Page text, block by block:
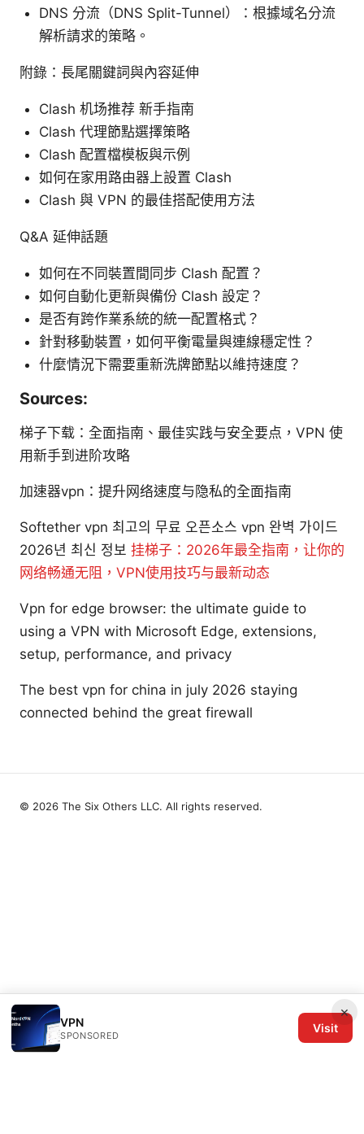
DNS 分流（DNS Split-Tunnel）：根據域名分流
解析請求的策略。
附錄：長尾關鍵詞與內容延伸
Clash 机场推荐 新手指南
Clash 代理節點選擇策略
Clash 配置檔模板與示例
如何在家用路由器上設置 Clash
Clash 與 VPN 的最佳搭配使用方法
Q&A 延伸話題
如何在不同裝置間同步 Clash 配置？
如何自動化更新與備份 Clash 設定？
是否有跨作業系統的統一配置格式？
針對移動裝置，如何平衡電量與連線穩定性？
什麼情況下需要重新洗牌節點以維持速度？
Sources:
梯子下载：全面指南、最佳实践与安全要点，VPN 使
用新手到进阶攻略
加速器vpn：提升网络速度与隐私的全面指南
Softether vpn 최고의 무료 오픈소스 vpn 완벽 가이드
2026년 최신 정보 挂梯子：2026年最全指南，让你的
网络畅通无阻，VPN使用技巧与最新动态
Vpn for edge browser: the ultimate guide to
using a VPN with Microsoft Edge, extensions,
setup, performance, and privacy
The best vpn for china in july 2026 staying
connected behind the great firewall
×
VPN
SPONSORED
Visit
© 2026 The Six Others LLC. All rights reserved.